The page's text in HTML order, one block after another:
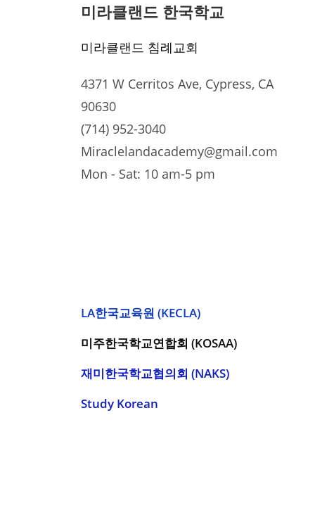
미라클랜드 한국학교
미라클랜드 침례교회
4371 W Cerritos Ave, Cypress, CA
90630
(714) 952-3040
Miraclelandacademy@gmail.com
Mon - Sat: 10 am-5 pm
LA한국교육원 (KECLA)
미주한국학교연합회 (KOSAA)
재미한국학교협의회 (NAKS)
Study Korean